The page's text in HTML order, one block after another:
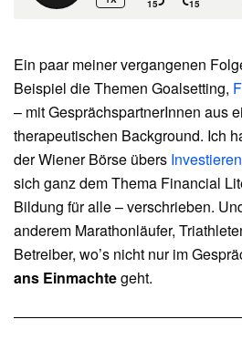
Ein paar meiner vergangenen
Beispiel die Themen Goalsetting,
– mit GesprächspartnerInnen aus
therapeutischen Background. Ich
der Wiener Börse übers Investieren
sich ganz dem Thema Financial
Bildung für alle – verschrieben.
anderem Marathonläufer,
Betreiber, wo’s nicht nur im
ans Einmachtegeht.